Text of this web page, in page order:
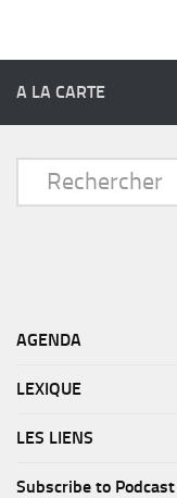
A LA CARTE
AGENDA
LEXIQUE
LES LIENS
Subscribe to Podcast